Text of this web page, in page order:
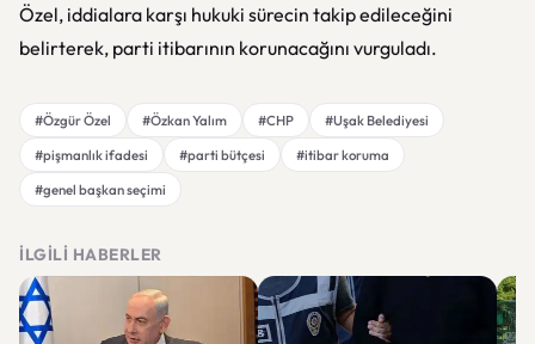
Özel, iddialara karşı hukuki sürecin takip edileceğini
belirterek, parti itibarının korunacağını vurguladı.
#Özgür Özel #Özkan Yalım #CHP
#Uşak Belediyesi
#pişmanlık ifadesi
#parti bütçesi
#itibar koruma
#genel başkan seçimi
İLGILI HABERLER